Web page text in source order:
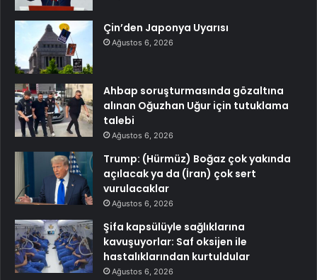
Çin’den Japonya Uyarısı
Ağustos 6, 2026
Ahbap soruşturmasında gözaltına
alınan Oğuzhan Uğur için tutuklama
talebi
Ağustos 6, 2026
Trump: (Hürmüz) Boğaz çok yakında
açılacak ya da (İran) çok sert
vurulacaklar
Ağustos 6, 2026
Şifa kapsülüyle sağlıklarına
kavuşuyorlar: Saf oksijen ile
hastalıklarından kurtuldular
Ağustos 6, 2026